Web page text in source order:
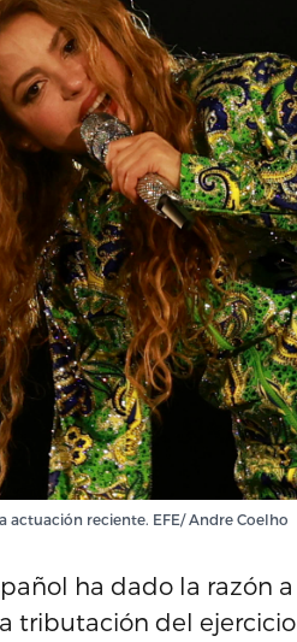
actuación reciente. EFE/ Andre Coelho
ha dado la razón
del ejercicio